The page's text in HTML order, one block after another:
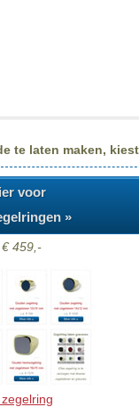
te laten maken,
voor
»
459,-